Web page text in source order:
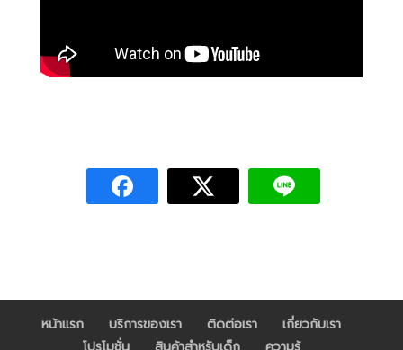
หน้าแรก บริการของเรา ติดต่อเรา
เกี่ยวกับเรา